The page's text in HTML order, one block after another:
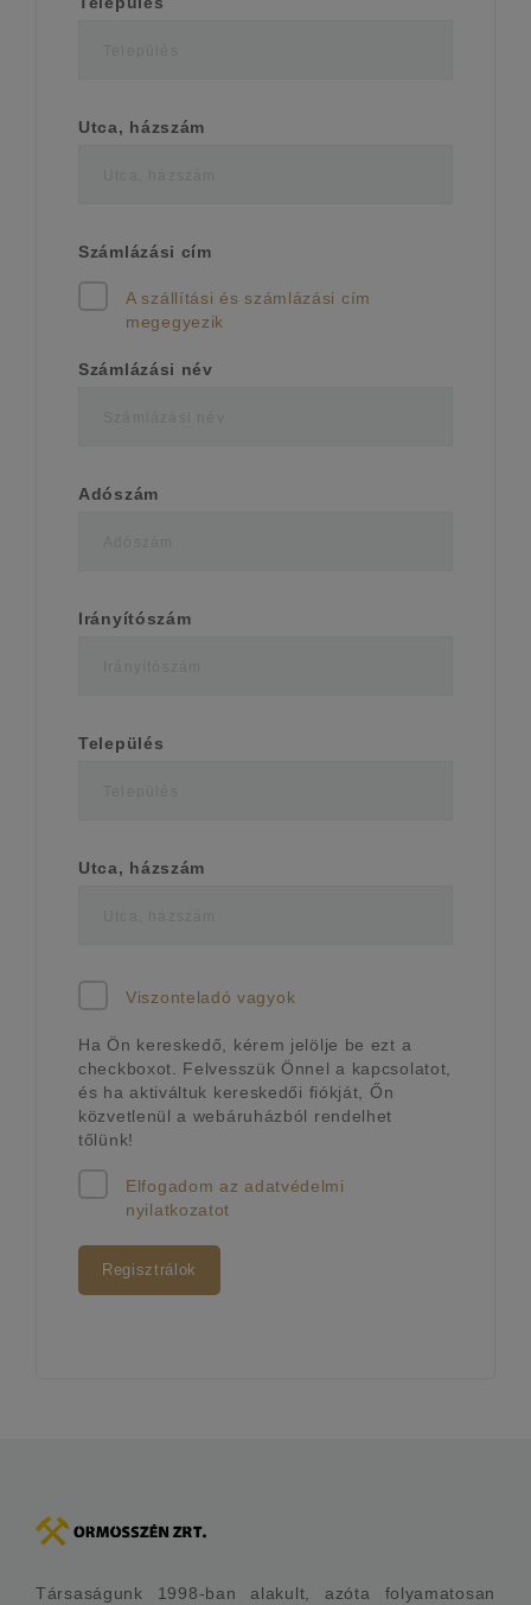
Utca, házszám
Számlázási cím
A szállítási és számlázási cím
megegyezik
Számlázási név
Adószám
Irányítószám
Település
Utca, házszám
Viszonteladó vagyok
Ha Ön kereskedő, kérem jelölje be ezt a
checkboxot. Felvesszük Önnel a kapcsolatot,
és ha aktiváltuk kereskedői fiókját, Őn
közvetlenül a webáruházból rendelhet
tőlünk!
Elfogadom azadatvédelmi
nyilatkozatot
Regisztrálok
Társaságunk 1998-ban alakult, azóta folyamatosan